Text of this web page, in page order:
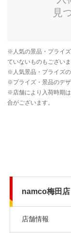
namco梅田店
店舗情報